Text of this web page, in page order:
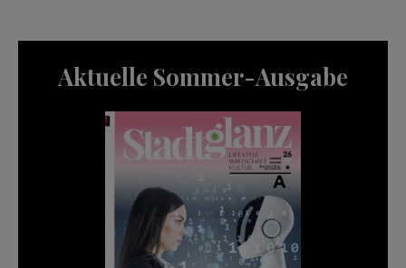
Aktuelle Sommer-Ausgabe